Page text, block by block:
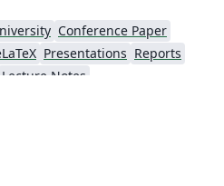
Conference Paper
Presentations Reports
Lecture Notes